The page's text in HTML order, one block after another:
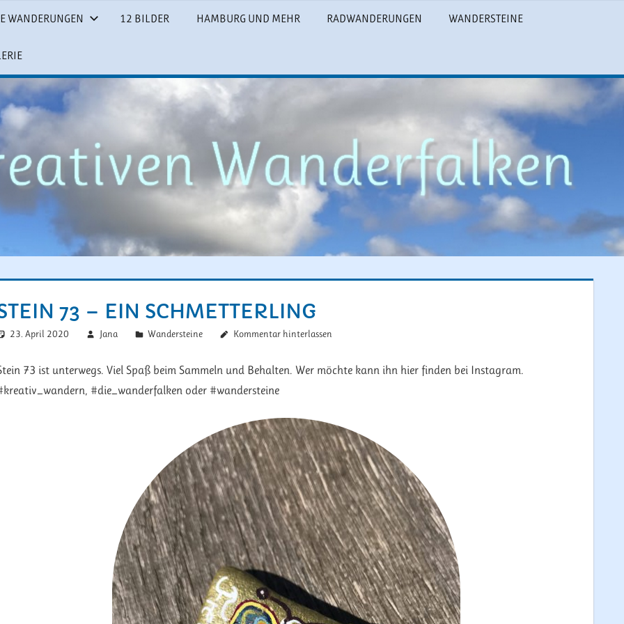
WANDERUNGEN 12 BILDER HAMBURG UND MEHR RADWANDERUNGEN WANDERSTEINE
73 – EIN SCHMETTERLING
23. April 2020 Jana Wandersteine Kommentar hinterlassen
73 ist unterwegs. Viel Spaß beim Sammeln und Behalten. Wer möchte kann ihn hier finden bei Instagram.
#die_wanderfalken oder #wandersteine